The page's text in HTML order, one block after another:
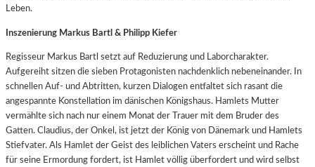
Leben.
Inszenierung Markus Bartl & Philipp Kiefer
Regisseur Markus Bartl setzt auf Reduzierung und Laborcharakter.
Aufgereiht sitzen die sieben Protagonisten nachdenklich nebeneinander. In
schnellen Auf- und Abtritten, kurzen Dialogen entfaltet sich rasant die
angespannte Konstellation im dänischen Königshaus. Hamlets Mutter
vermählte sich nach nur einem Monat der Trauer mit dem Bruder des
Gatten. Claudius, der Onkel, ist jetzt der König von Dänemark und Hamlets
Stiefvater. Als Hamlet der Geist des leiblichen Vaters erscheint und Rache
für seine Ermordung fordert, ist Hamlet völlig überfordert und wird selbst